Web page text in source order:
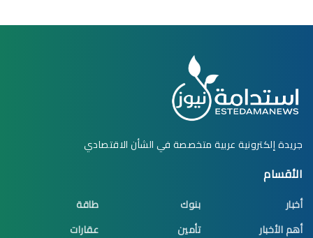
جريدة إلكترونية عربية متخصصة في الشأن الاقتصادي
الأقسام
أخبار
أهم الأخبار
بنوك
تأمين
طاقة
عقارات